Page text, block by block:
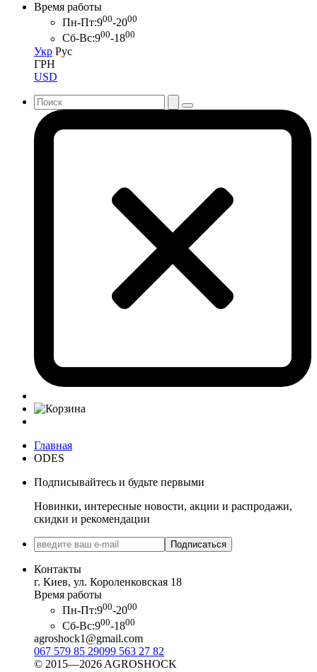
Время работы
Пн-Пт:900-2000
Сб-Вс:900-1800
Укр Рус
ГРН
USD
Главная
ODES
Подписывайтесь и будьте первыми
Новинки, интересные новости, акции и распродажи,
скидки и рекомендации
Подписаться
Контакты
г. Киев, ул. Короленковская 18
Время работы
Пн-Пт:900-2000
Сб-Вс:900-1800
agroshock1@gmail.com
067 579 85 29099 563 27 82
© 2015—2026 AGROSHOCK